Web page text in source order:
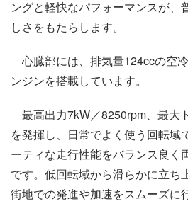
ングと軽快なパフォーマンスが、
しさをもたらします。
心臓部には、排気量124ccの空
ンジンを搭載しています。
最高出力7kW／8250rpm、最大
を発揮し、日常でよく使う回転域
ーティな走行性能をバランス良く
です。低回転域から滑らかに立ち
街地での発進や加速をスムーズに